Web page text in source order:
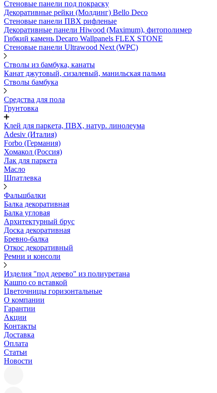
Стеновые панели под покраску
Декоративные рейки (Молдинг) Bello Deco
Стеновые панели ПВХ рифленыe
Декоративные панели Hiwood (Maximum), фитополимер
Гибкий камень Decaro Wallpanels FLEX STONE
Стеновые панели Ultrawood Next (WPC)
Стволы из бамбука, канаты
Канат джутовый, сизалевый, манильская пальма
Стволы бамбука
Средства для пола
Грунтовка
Клей для паркета, ПВХ, натур. линолеума
Adesiv (Италия)
Forbo (Германия)
Хомакол (Россия)
Лак для паркета
Масло
Шпатлевка
Фальшбалки
Балка декоративная
Балка угловая
Архитектурный брус
Доска декоративная
Бревно-балка
Откос декоративный
Ремни и консоли
Изделия "под дерево" из полиуретана
Кашпо со вставкой
Цветочницы горизонтальные
О компании
Гарантии
Акции
Контакты
Доставка
Оплата
Статьи
Новости